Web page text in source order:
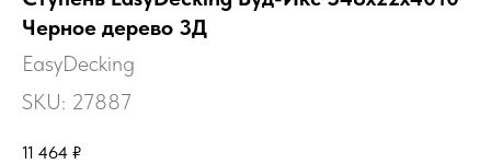
Черное дерево 3Д
EasyDecking
SKU: 27887
11 464 ₽